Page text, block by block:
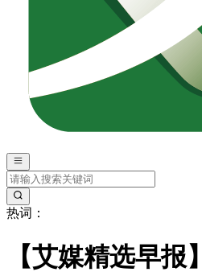
热词：
【艾媒精选早